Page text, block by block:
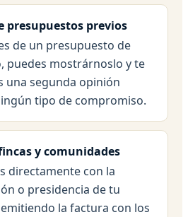
presupuestos previos
de un presupuesto de
puedes mostrárnoslo y te
una segunda opinión
tipo de compromiso.
y comunidades
directamente con la
o presidencia de tu
la factura con los